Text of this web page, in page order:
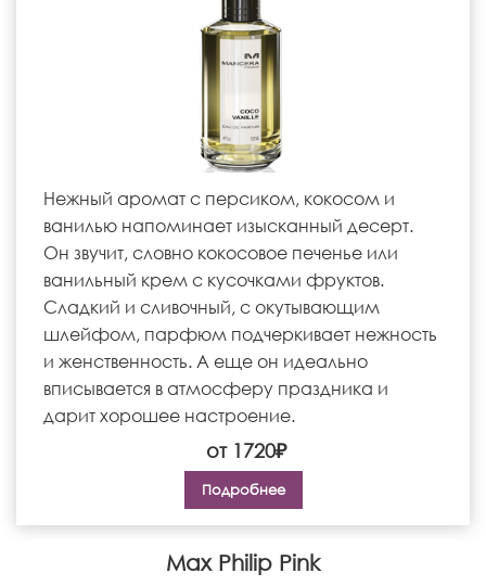
Нежный аромат с персиком, кокосом и
ванилью напоминает изысканный десерт.
Он звучит, словно кокосовое печенье или
ванильный крем с кусочками фруктов.
Сладкий и сливочный, с окутывающим
шлейфом, парфюм подчеркивает нежность
и женственность. А еще он идеально
вписывается в атмосферу праздника и
дарит хорошее настроение.
от 1720₽
Подробнее
Max Philip Pink